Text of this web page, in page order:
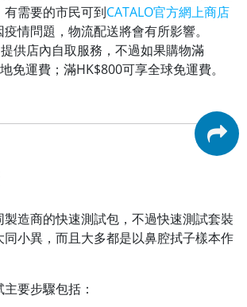
需要的市民可到CATALO官方網上商店
情問題，物流配送將會有所影響。
供店內自取服務，不過如果購物滿
免運費；滿HK$800可享全球免運費。
造商的快速測試包，不過快速測試套裝
同小異，而且大多都是以鼻腔拭子樣本作
要步驟包括：